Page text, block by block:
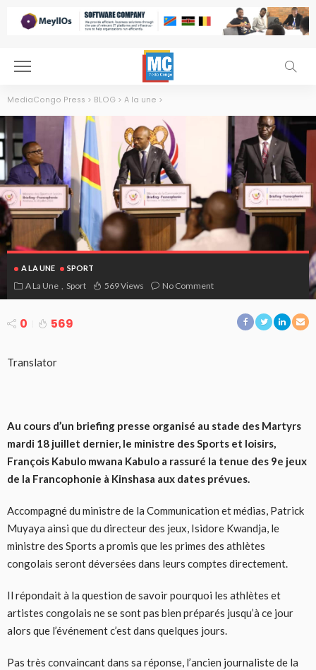
MediaCongo Press > BLOG > A la une >
A LA UNE SPORT
A La Une Sport 569 Views No Comment
0 569
Translator
Au cours d’un briefing presse organisé au stade des Martyrs
mardi 18 juillet dernier, le ministre des Sports et loisirs,
François Kabulo mwana Kabulo a rassuré la tenue des 9e jeux
de la Francophonie à Kinshasa aux dates prévues.
Accompagné du ministre de la Communication et médias, Patrick
Muyaya ainsi que du directeur des jeux, Isidore Kwandja, le
ministre des Sports a promis que les primes des athlètes
congolais seront déversées dans leurs comptes directement.
Il répondait à la question de savoir pourquoi les athlètes et
artistes congolais ne se sont pas bien préparés jusqu’à ce jour
alors que l’événement c’est dans quelques jours.
Pas très convaincant dans sa réponse, l’ancien journaliste de la